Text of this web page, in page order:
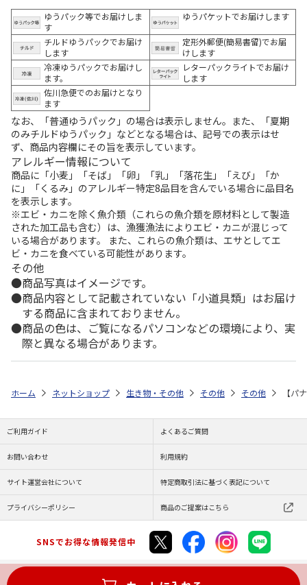
ゆうパック等でお届けしま
す
ゆうパケットでお届けします
チルドゆうパックでお届け
します
定形外郵便(簡易書留)でお届
けします
冷凍ゆうパックでお届けし
ます。
レターパックライトでお届け
します
佐川急便でのお届けとなり
ます
なお、「普通ゆうパック」の場合は表示しません。また、「夏期
のみチルドゆうパック」などとなる場合は、記号での表示はせ
ず、商品内容欄にその旨を表示しています。
アレルギー情報について
商品に「小麦」「そば」「卵」「乳」「落花生」「えび」「か
に」「くるみ」のアレルギー特定8品目を含んでいる場合に品目名
を表示します。
※エビ・カニを除く魚介類（これらの魚介類を原材料として製造
された加工品も含む）は、漁獲漁法によりエビ・カニが混じって
いる場合があります。 また、これらの魚介類は、エサとしてエ
ビ・カニを食べている可能性があります。
その他
商品写真はイメージです。
商品内容として記載されていない「小道具類」はお届け
する商品に含まれておりません。
商品の色は、ご覧になるパソコンなどの環境により、実
際と異なる場合があります。
ホーム ネットショップ 生き物・その他 その他 その他 【パ
ご利用ガイド よくあるご質問
お問い合わせ 利用規約
サイト運営会社について 特定商取引法に基づく表記について
プライバシーポリシー 商品のご提案はこちら
SNSでお得な情報発信中